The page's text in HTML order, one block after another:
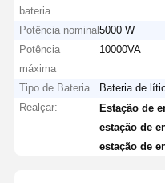
bateria
Potência nominal5000 W
Potência
máxima
10000VA
Tipo de Bateria
Bateria de
Realçar:
Estação de
estação de
estação de